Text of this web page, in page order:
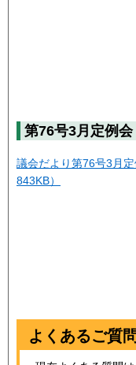
第76号3月定例会
議会だより第76号3月
843KB）
よくあるご質問